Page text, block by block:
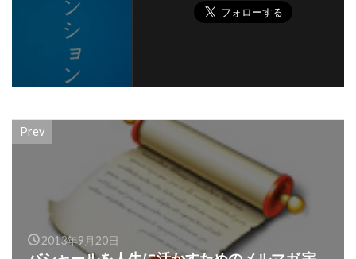
Prev
2013年9月20日